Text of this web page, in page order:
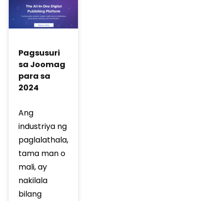
Pagsusuri
sa Joomag
para sa
2024
Ang
industriya ng
paglalathala,
tama man o
mali, ay
nakilala
bilang